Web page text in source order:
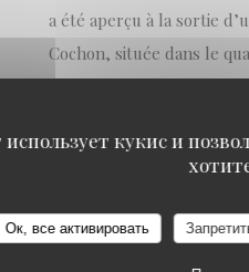
использует кукис и
Ок, все активировать
a été aperçu à la sortie
Cochon, située dans le
ЧИТАТЬ СТАТЬЮ